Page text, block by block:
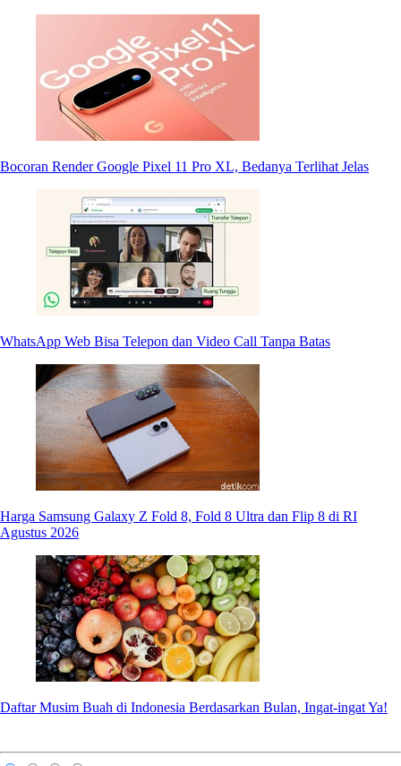
Bocoran Render Google Pixel 11 Pro XL, Bedanya Terlihat Jelas
WhatsApp Web Bisa Telepon dan Video Call Tanpa Batas
Harga Samsung Galaxy Z Fold 8, Fold 8 Ultra dan Flip 8 di RI
Agustus 2026
Daftar Musim Buah di Indonesia Berdasarkan Bulan, Ingat-ingat Ya!